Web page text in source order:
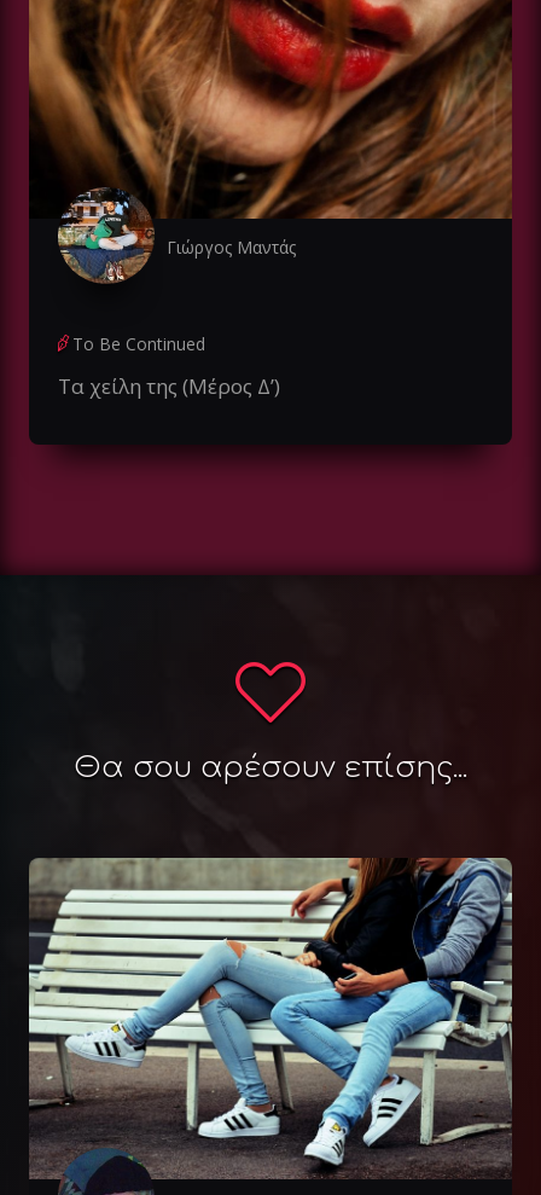
Γιώργος Μαντάς
To Be Continued
Τα χείλη της (Μέρος Δ’)
Θα σου αρέσουν επίσης...